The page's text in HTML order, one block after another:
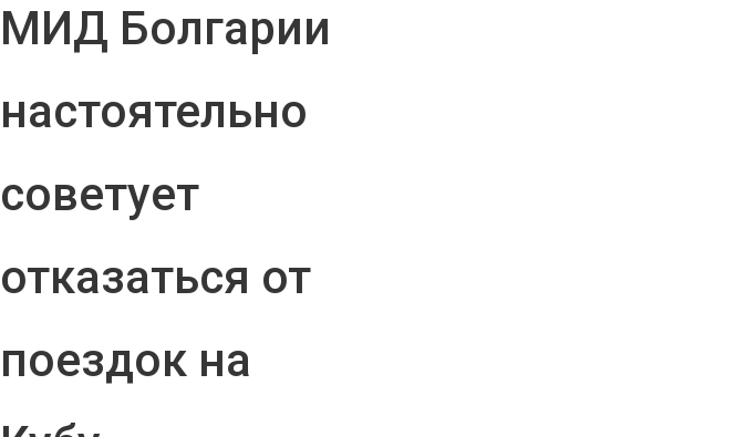
МИД Болгарии
настоятельно
советует
отказаться от
поездок на